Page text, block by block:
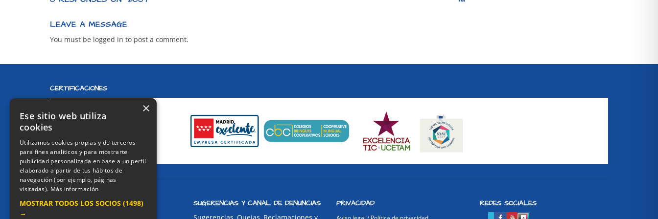
LEAVE A MESSAGE
You must be logged in to post a comment.
CERTIFICACIONES
CONTACTO SUGERENCIAS Y CANAL DE DENUNCIAS PRIVACIDAD REDES SOCIALES
×
Ese sitio web utiliza
cookies
Utilizamos cookies propias y de terceros
para fines analíticos y para mostrarte
publicidad personalizada en base a un perfil
elaborado a partir de tus hábitos de
navegación (por ejemplo, páginas
visitadas). Más información
MOSTRAR TODOS LOS SOCIOS (1498)
→